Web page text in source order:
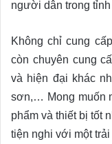
người dân trong
Không chỉ cung
còn chuyên cung
và hiện đại khác
sơn,… Mong muốn
phẩm và thiết bị tốt
tiện nghi với một